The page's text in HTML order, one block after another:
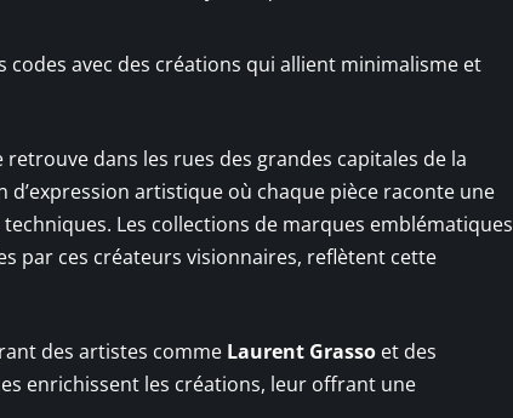
avec des créations qui allient minimalisme et
dans les rues des grandes capitales de la
d’expression artistique où chaque pièce raconte une
Les collections de marques emblématiques
par ces créateurs visionnaires, reflètent cette
des artistes comme Laurent Grasso et des
enrichissent les créations, leur offrant une